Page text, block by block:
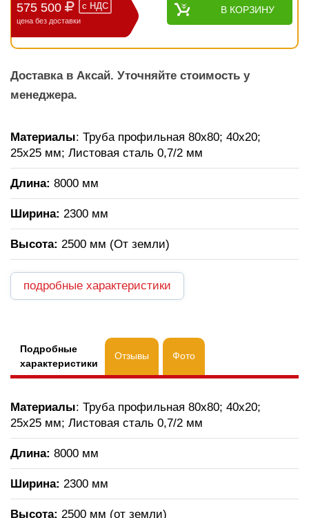
575 500 с НДС
цена без доставки
В КОРЗИНУ
Доставка в Аксай. Уточняйте стоимость у
менеджера.
Материалы: Труба профильная 80х80; 40х20;
25х25 мм; Листовая сталь 0,7/2 мм
Длина: 8000 мм
Ширина: 2300 мм
Высота: 2500 мм (От земли)
подробные характеристики
Подробные
характеристики
Отзывы Фото
Материалы: Труба профильная 80х80; 40х20;
25х25 мм; Листовая сталь 0,7/2 мм
Длина: 8000 мм
Ширина: 2300 мм
Высота: 2500 мм (от земли)